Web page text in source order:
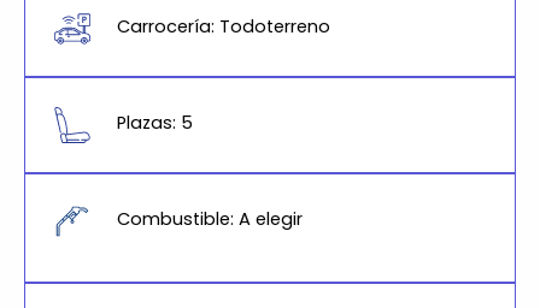
Carrocería: Todoterreno
Plazas: 5
Combustible: A elegir